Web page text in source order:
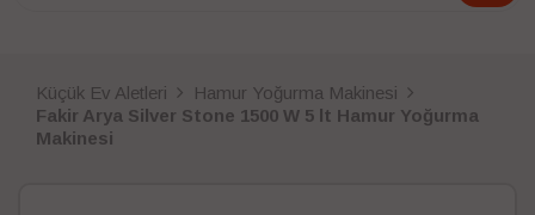
Küçük Ev Aletleri
Hamur Yoğurma Makinesi
Fakir Arya Silver Stone 1500 W 5 lt Hamur Yoğurma
Makinesi